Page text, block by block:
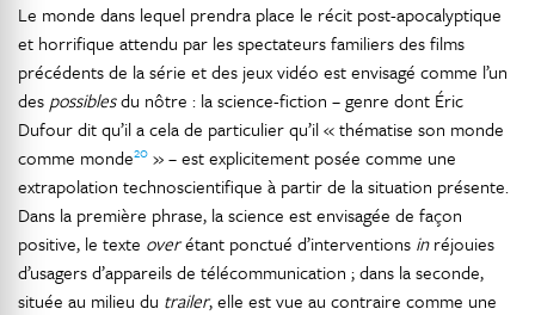
Le monde dans lequel prendra place le récit post-apocalyptique
et horrifique attendu par les spectateurs familiers des films
précédents de la série et des jeux vidéo est envisagé comme l’un
des possiblesdu nôtre : la science-fiction – genre dont Éric
Dufour dit qu’il a cela de particulier qu’il « thématise son monde
comme monde20 » – est explicitement posée comme une
extrapolation technoscientifique à partir de la situation présente.
Dans la première phrase, la science est envisagée de façon
positive, le texte overétant ponctué d’interventions inréjouies
d’usagers d’appareils de télécommunication ; dans la seconde,
située au milieu du trailer, elle est vue au contraire comme une